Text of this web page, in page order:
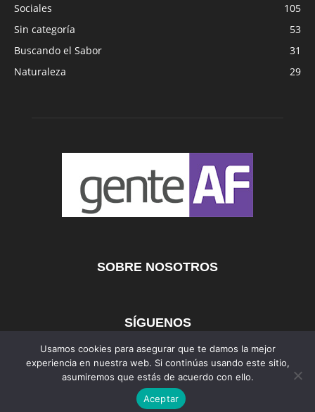
Sociales
105
Sin categoría
53
Buscando el Sabor
31
Naturaleza
29
SOBRE NOSOTROS
SÍGUENOS
AFmedios MujerAF AutosAF
©
Usamos cookies para asegurar que te damos la mejor
experiencia en nuestra web. Si continúas usando este sitio,
asumiremos que estás de acuerdo con ello.
Aceptar